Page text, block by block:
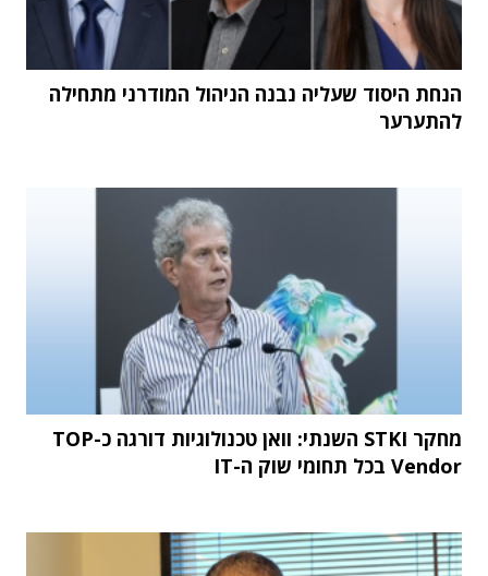
הנחת היסוד שעליה נבנה הניהול המודרני מתחילה
להתערער
מחקר STKI השנתי: וואן טכנולוגיות דורגה כ-TOP
Vendor בכל תחומי שוק ה-IT